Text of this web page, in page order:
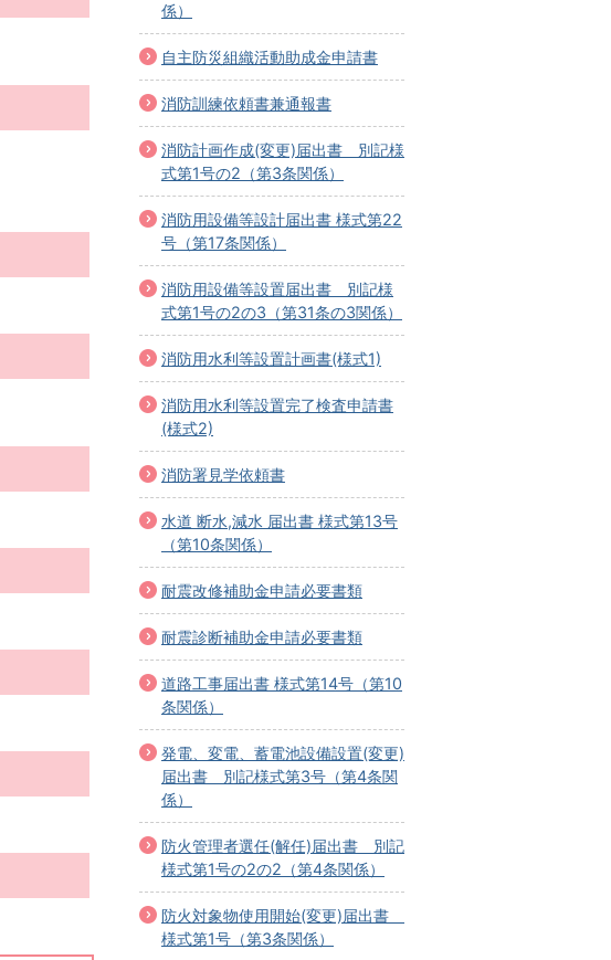
係）
自主防災組織活動助成金申請書
消防訓練依頼書兼通報書
消防計画作成(変更)届出書 別記様
式第1号の2（第3条関係）
消防用設備等設計届出書 様式第22
号（第17条関係）
消防用設備等設置届出書 別記様
式第1号の2の3（第31条の3関係）
消防用水利等設置計画書(様式1)
消防用水利等設置完了検査申請書
(様式2)
消防署見学依頼書
水道 断水,減水 届出書 様式第13号
（第10条関係）
耐震改修補助金申請必要書類
耐震診断補助金申請必要書類
道路工事届出書 様式第14号（第10
条関係）
発電、変電、蓄電池設備設置(変更)
届出書 別記様式第3号（第4条関
係）
防火管理者選任(解任)届出書 別記
様式第1号の2の2（第4条関係）
防火対象物使用開始(変更)届出書
様式第1号（第3条関係）